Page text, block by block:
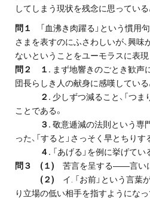
してしまう現状を残念に思っている
問１
「血沸き肉躍る」という慣用
さまを表すのにふさわしいが、興味
ないということをユーモラスに表現
問２ １. まず地響きのごとき歓声
団長らしき人の献身に感嘆している
２. 少しずつ減ること、「つ
ことである。
３. 敬意逓減の法則という専
った、「すると」さっそく早とちりす
４. 「あげる」を例に挙げてい
問３ (１) 苦言を呈する――言い
(２) イ. 「お前」という言
り立場の低い相手を指すようにな